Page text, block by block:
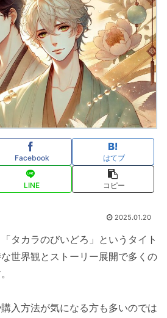
Facebook はてブ
LINE コピー
2025.01.20
タカラのびいどろ」というタイト
世界観とストーリー展開で多くの
入方法が気になる方も多いのでは